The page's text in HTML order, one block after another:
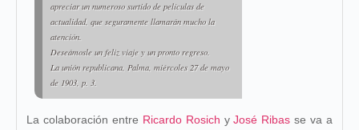
apreciar un numeroso surtido de películas de
actualidad, que seguramente llamarán mucho la
atención.
Deseámosle un feliz viaje y un pronto regreso.
La unión republicana, Palma, miércoles 27 de mayo
de 1903, p. 3.
La colaboración entre Ricardo Rosich yJosé Ribas se va a